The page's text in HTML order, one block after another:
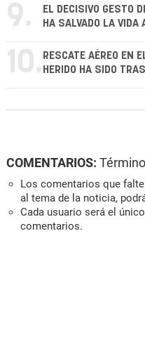
9.
EL DECISIVO GESTO
HA SALVADO LA VIDA
10. RESCATE AÉREO EN
HERIDO HA SIDO
COMENTARIOS:
Los comentarios que
al tema de la noticia,
Cada usuario será el
comentarios.